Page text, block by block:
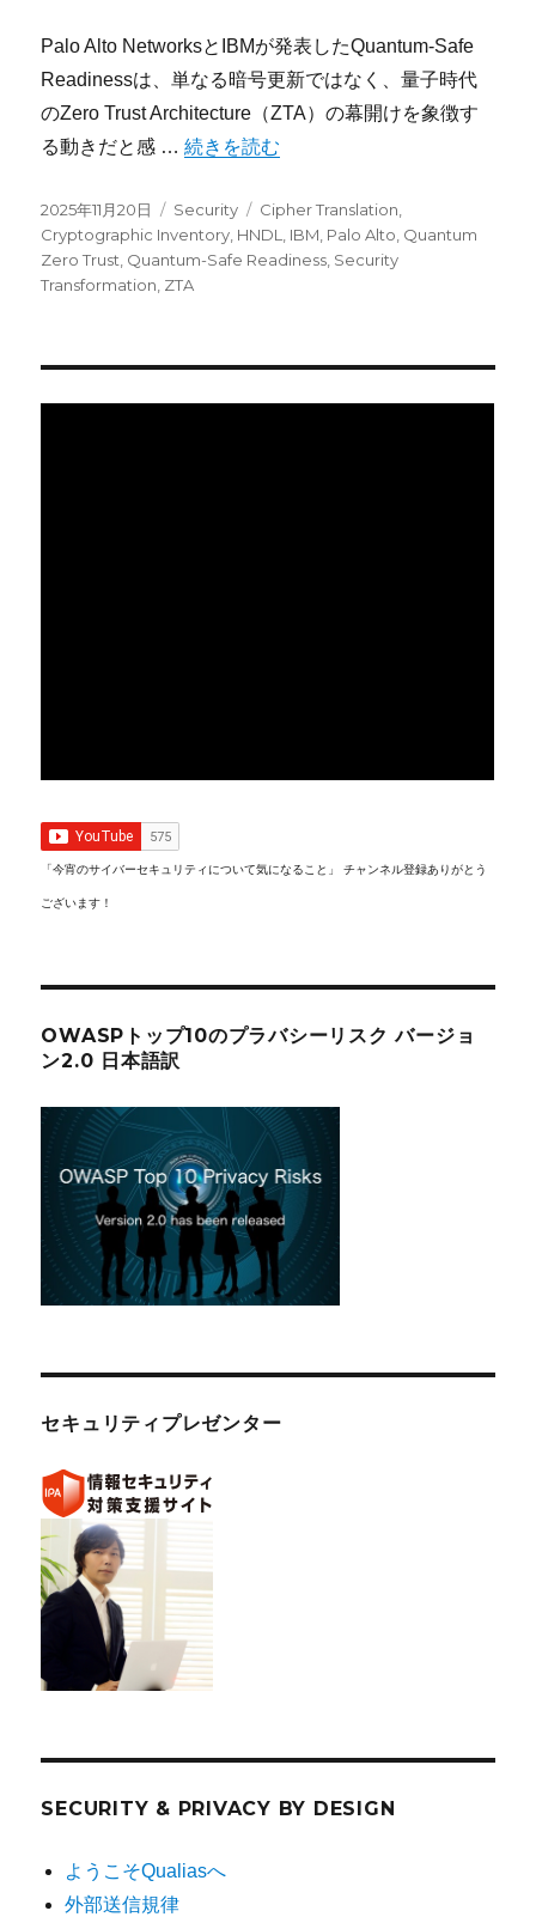
Palo Alto NetworksとIBMが発表したQuantum-Safe
Readinessは、単なる暗号更新ではなく、量子時代
のZero Trust Architecture（ZTA）の幕開けを象徴す
る動きだと感 …“「量子版 Zero Trust」の始まり──Palo
続きを読む
投
稿
日:
2025年11月20日
カ
テ
ゴ
リ
Security
タ
グ
Cipher Translation
Cryptographic Inventory HNDL IBM Palo Alto Quantum
Zero Trust Quantum-Safe Readiness Security
Transformation ZTA
「今宵のサイバーセキュリティについて気になること」 チャンネル登録ありがとう
ございます！
OWASPトップ10のプラバシーリスク バージョ
ン2.0 日本語訳
セキュリティプレゼンター
SECURITY & PRIVACY BY DESIGN
ようこそQualiasへ
外部送信規律